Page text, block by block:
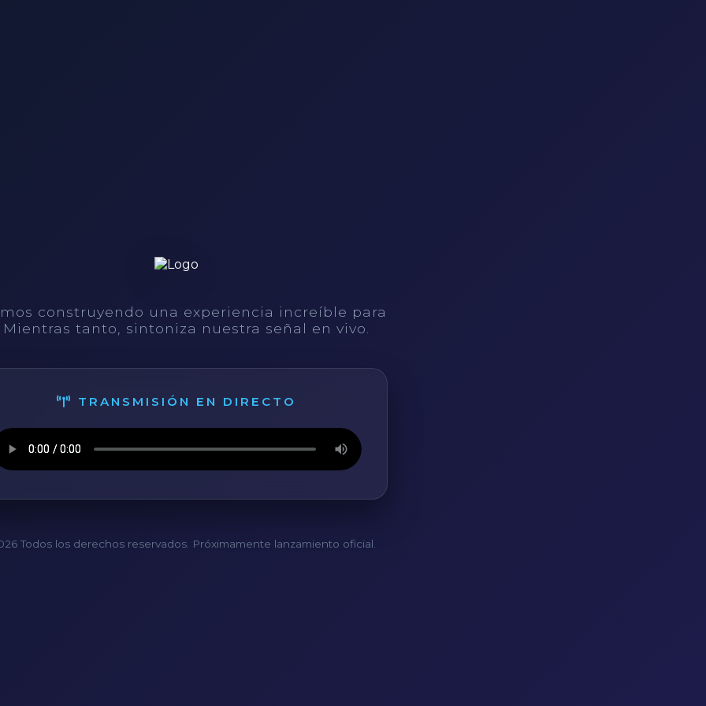
construyendo una experiencia increíble para
tanto, sintoniza nuestra señal en vivo.
TRANSMISIÓN EN DIRECTO
Todos los derechos reservados. Próximamente lanzamiento oficial.